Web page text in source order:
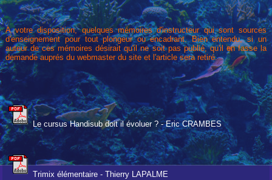
Avotre disposition, quelques mémoires d'instructeur qui sont sources
d'enseignement pour tout plongeur ou encadrant. Bien entendu, si un
auteur de ces mémoires désirait qu'il ne soit pas publié, qu'il en fasse la
demande auprés du webmaster du site et l'article sera retiré.
Le cursus Handisub doit il évoluer ? - Eric CRAMBES
Trimix élémentaire - Thierry LAPALME